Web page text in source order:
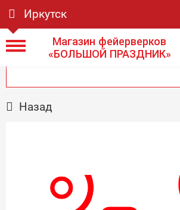
Иркутск
Магазин фейерверков
«БОЛЬШОЙ ПРАЗДНИК»
Назад